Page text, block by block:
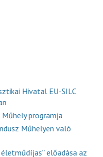
Hivatal EU-SILC
Műhely programja
Műhelyen való
előadása az